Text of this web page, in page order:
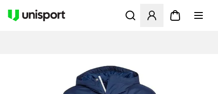
Opent een venster om in